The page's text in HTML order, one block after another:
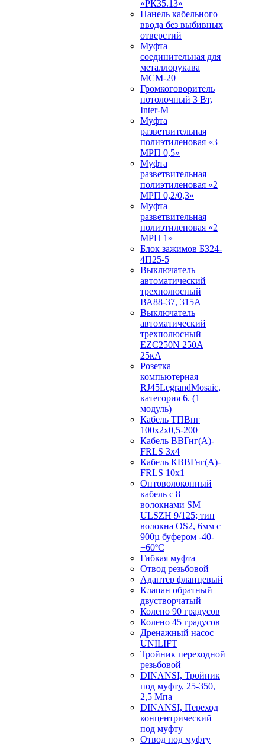
«РК35.13»
Панель кабельного
ввода без выбивных
отверстий
Муфта
соединительная для
металлорукава
МСМ-20
Громкоговоритель
потолочный 3 Вт,
Inter-M
Муфта
разветвительная
полиэтиленовая «3
МРП 0,5»
Муфта
разветвительная
полиэтиленовая «2
МРП 0,2/0,3»
Муфта
разветвительная
полиэтиленовая «2
МРП 1»
Блок зажимов БЗ24-
4П25-5
Выключатель
автоматический
трехполюсный
ВА88-37, 315А
Выключатель
автоматический
трехполюсный
EZC250N 250А
25кА
Розетка
компьютерная
RJ45LegrandMosaic,
категория 6. (1
модуль)
Кабель ТПВнг
100х2х0,5-200
Кабель ВВГнг(А)-
FRLS 3х4
Кабель КВВГнг(А)-
FRLS 10х1
Оптоволоконный
кабель с 8
волокнами SM
ULSZH 9/125; тип
волокна OS2, 6мм с
900µ буфером -40-
+60ºC
Гибкая муфта
Отвод резьбовой
Адаптер фланцевый
Клапан обратный
двустворчатый
Колено 90 градусов
Колено 45 градусов
Дренажный насос
UNILIFT
Тройник переходной
резьбовой
DINANSI, Тройник
под муфту, 25-350,
2,5 Мпа
DINANSI, Переход
концентрический
под муфту
Отвод под муфту